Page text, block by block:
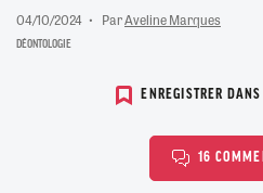
04/10/2024 ParAveline Marques
DÉONTOLOGIE
ENREGISTRER
16